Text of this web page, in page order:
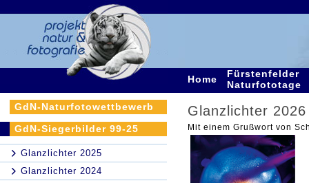
Home
Fürstenfelder
Naturfototage
GdN-Naturfotowettbewerb
GdN-Siegerbilder 99-25
Glanzlichter 2025
Glanzlichter 2024
Glanzlichter 2026
Mit einem Grußwort von